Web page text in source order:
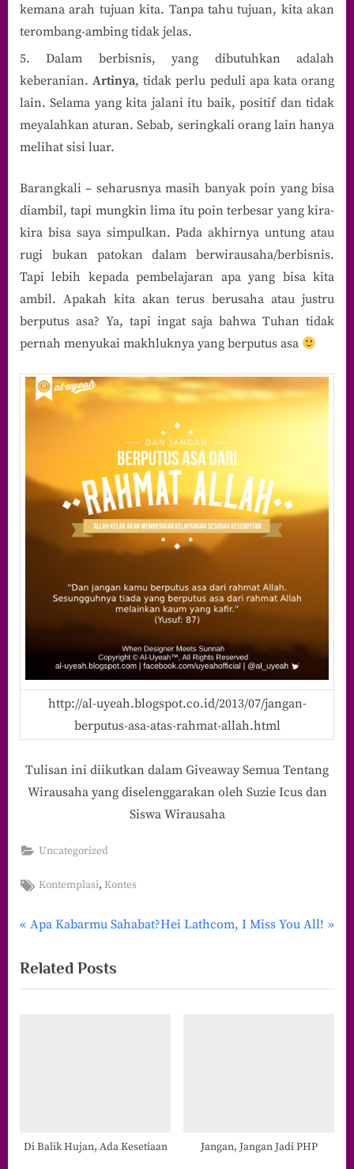
kemana arah tujuan kita. Tanpa tahu tujuan, kita akan
terombang-ambing tidak jelas.
Dalam berbisnis, yang dibutuhkan adalah
keberanian.Artinya, tidak perlu peduli apa kata orang
lain. Selama yang kita jalani itu baik, positif dan tidak
meyalahkan aturan. Sebab, seringkali orang lain hanya
melihat sisi luar.
Barangkali – seharusnya masih banyak poin yang bisa
diambil, tapi mungkin lima itu poin terbesar yang kira-
kira bisa saya simpulkan. Pada akhirnya untung atau
rugi bukan patokan dalam berwirausaha/berbisnis.
Tapi lebih kepada pembelajaran apa yang bisa kita
ambil. Apakah kita akan terus berusaha atau justru
berputus asa? Ya, tapi ingat saja bahwa Tuhan tidak
pernah menyukai makhluknya yang berputus asa
http://al-uyeah.blogspot.co.id/2013/07/jangan-
berputus-asa-atas-rahmat-allah.html
Tulisan ini diikutkan dalam Giveaway Semua Tentang
Wirausaha yang diselenggarakan oleh Suzie Icus dan
Siswa Wirausaha
Uncategorized
Tags:
Kontemplasi,Kontes
Navigasi
pos
P
e
v
s
Apa Kabarmu Sahabat?N
t
Hei Lathcom, I Miss You All!
Related Posts
Di Balik Hujan, Ada Kesetiaan Jangan, Jangan Jadi PHP